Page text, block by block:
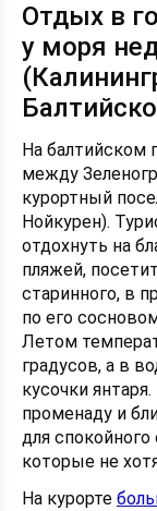
Отдых в
у моря
На балтийском
между
курортный
Нойкурен).
отдохнуть на
пляжей,
старинного, в
по его
Летом
градусов, а в
кусочки
променаду и
для
которые не
На курорте